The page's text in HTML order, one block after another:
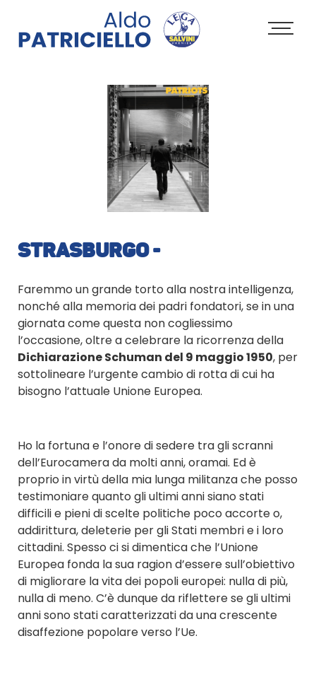
STRASBURGO -
Faremmo un grande torto alla nostra intelligenza,
nonché alla memoria dei padri fondatori, se in una
giornata come questa non cogliessimo
l’occasione, oltre a celebrare la ricorrenza della
Dichiarazione Schuman del 9 maggio 1950, per
sottolineare l’urgente cambio di rotta di cui ha
bisogno l’attuale Unione Europea.
Ho la fortuna e l’onore di sedere tra gli scranni
dell’Eurocamera da molti anni, oramai. Ed è
proprio in virtù della mia lunga militanza che posso
testimoniare quanto gli ultimi anni siano stati
difficili e pieni di scelte politiche poco accorte o,
addirittura, deleterie per gli Stati membri e i loro
cittadini. Spesso ci si dimentica che l’Unione
Europea fonda la sua ragion d’essere sull’obiettivo
di migliorare la vita dei popoli europei: nulla di più,
nulla di meno. C’è dunque da riflettere se gli ultimi
anni sono stati caratterizzati da una crescente
disaffezione popolare verso l’Ue.